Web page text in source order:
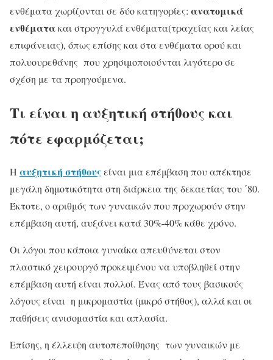
ενθέματα χωρίζονται σε δύο κατηγορίες: ανατομικά
ενθέματακαι στρογγυλά ενθέματα(τραχείας και λείας
επιφάνειας), όπως επίσης και στα ενθέματα ορού και
πολυουρεθάνης που χρησιμοποιούνται λιγότερο σε
σχέση με τα προηγούμενα.
Τι είναι η αυξητική στήθους και
πότε εφαρμόζεται;
Η αυξητική στήθουςείναι μια επέμβαση που απέκτησε
μεγάλη δημοτικότητα στη διάρκεια της δεκαετίας του ΄80.
Έκτοτε, ο αριθμός των γυναικών που προχωρούν στην
επέμβαση αυτή, αυξάνει κατά 30%-40% κάθε χρόνο.
Οι λόγοι που κάποια γυναίκα απευθύνεται στον
πλαστικό χειρουργό προκειμένου να υποβληθεί στην
επέμβαση αυτή είναι πολλοί. Ένας από τους βασικούς
λόγους είναι η μικρομαστία (μικρό στήθος), αλλά και οι
παθήσεις ανισομαστία και απλασία.
Επίσης, η έλλειψη αυτοπεποίθησης των γυναικών με